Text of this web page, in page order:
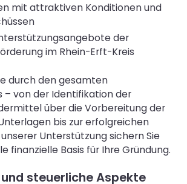
mit attraktiven Konditionen und
der
im Rhein-Erft-Kreis
durch den gesamten
– von der Identifikation der
über die Vorbereitung der
bis zur erfolgreichen
Unterstützung sichern Sie
finanzielle Basis für Ihre Gründung.
steuerliche Aspekte